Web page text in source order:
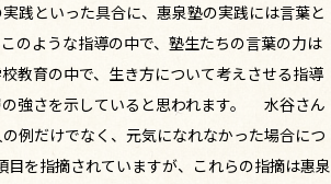
践といった具合に、惠泉塾の実践には言葉と
のような指導の中で、塾生たちの言葉の力は
教育の中で、生き方について考えさせる指導
強さを示していると思われます。 水谷さん
例だけでなく、元気になれなかった場合につ
を指摘されていますが、これらの指摘は惠泉